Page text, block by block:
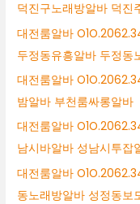
덕진구노래방알바 덕진
대전룸알바
두정동유흥알바 두정동
대전룸알바
밤알바 부천룸싸롱알바
대전룸알바
남시바알바 성남시투잡
대전룸알바
동노래방알바 성정동보